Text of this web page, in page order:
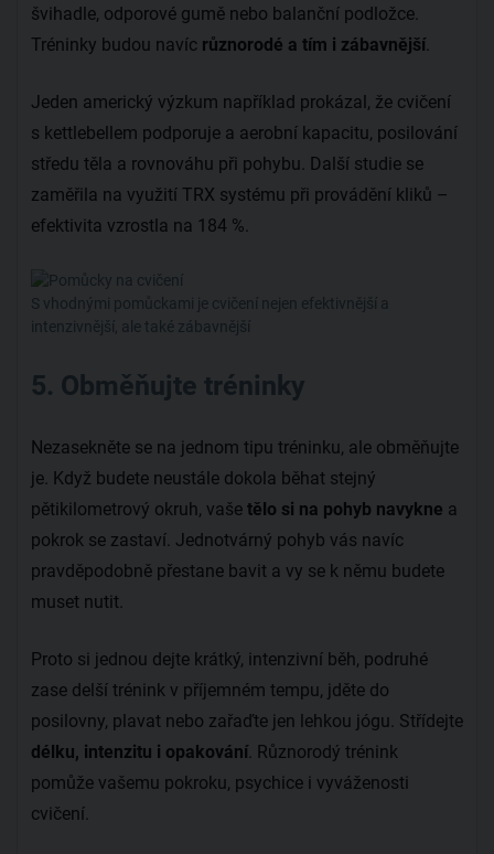
švihadle, odporové gumě nebo balanční podložce.
Tréninky budou navíc různorodé a tím i zábavnější
Jeden americký výzkum například prokázal, že cvičení
s kettlebellem podporuje a aerobní kapacitu, posilování
středu těla a rovnováhu při pohybu. Další studie se
zaměřila na využití TRX systému při provádění kliků –
efektivita vzrostla na 184 %.
S vhodnými pomůckami je cvičení nejen efektivnější a
intenzivnější, ale také zábavnější
5. Obměňujte tréninky
Nezasekněte se na jednom tipu tréninku, ale obměňujte
je. Když budete neustále dokola běhat stejný
pětikilometrový okruh, vaše tělo si na pohyb navykne a
pokrok se zastaví. Jednotvárný pohyb vás navíc
pravděpodobně přestane bavit a vy se k němu budete
muset nutit.
Proto si jednou dejte krátký, intenzivní běh, podruhé
zase delší trénink v příjemném tempu, jděte do
posilovny, plavat nebo zařaďte jen lehkou jógu. Střídejte
délku, intenzitu i opakování . Různorodý trénink
pomůže vašemu pokroku, psychice i vyváženosti
cvičení.